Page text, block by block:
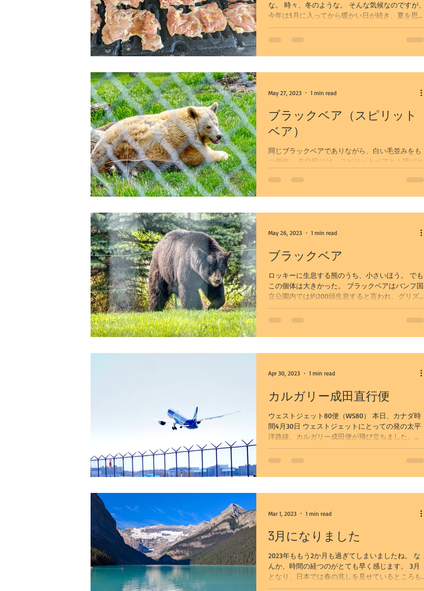
な。 時々、冬のような。 そんな気候なのですが、
今年は5月に入ってから暖かい日が続き、夏を思わ
せるような日も。 こうなったら、各家庭ではBBQ
が当たり前になります。 各家庭によってBBQは異
ブラックベア（スピリット
ベア）
同じブラックベアでありながら、白い毛並みをも
つ個体。 先住民には、スピリットベアとも呼ばれ
体が生まれることがあるとか。 カナダの太平洋岸
May 27, 2023 1 min read
ブラックベア
ロッキーに生息する熊のうち、小さいほう。 でも
この個体は大きかった。 ブラックベアはバンフ国
立公園内では約200頭生息すると言われ、グリズリ
ーベアよりは目撃情報が得やすい熊でもあります
が、ここ10年位、国立公園内の交通量の激増によ
May 26, 2023 1 min read
カルガリー成田直行便
ウェストジェット80便（WS80） 本日、カナダ時
間4月30日 ウェストジェットにとっての発の太平
洋路線、カルガリー成田便が飛び立ちました。
2023年の夏、日本とカルガリー、カナディアンロ
ッキーがぐっと近くなります。 まずは週3便か
Apr 30, 2023 1 min read
3月になりました
2023年ももう2か月も過ぎてしまいましたね。 な
んか、時間の経つのがとても早く感じます。 3月
となり、日本では春の兆しを見せているところも
あるのではないでしょうか。 北緯51度にもなるこ
Mar 1, 2023 1 min read